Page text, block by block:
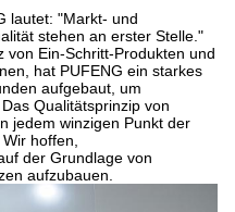
lautet: "Markt- und
stehen an erster Stelle."
von Ein-Schritt-Produkten und
hat PUFENG ein starkes
aufgebaut, um
Qualitätsprinzip von
jedem winzigen Punkt der
hoffen,
der Grundlage von
aufzubauen.